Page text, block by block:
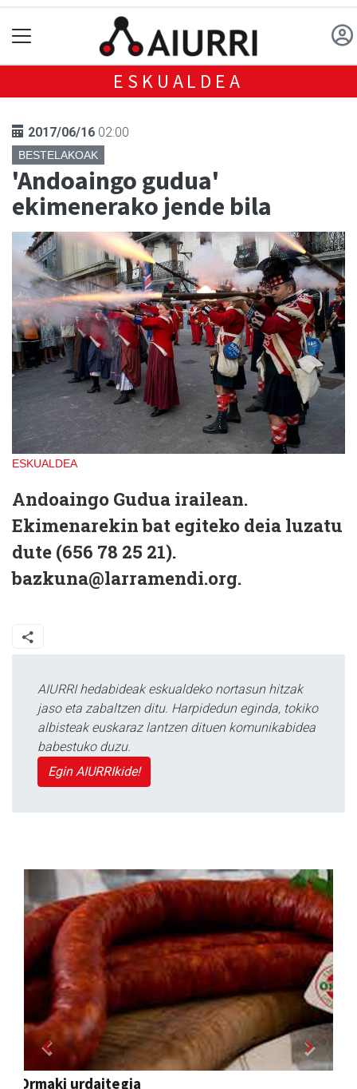
ESKUALDEA
2017/06/16 02:00
BESTELAKOAK
'Andoaingo gudua'
ekimenerako jende bila
ESKUALDEA
Andoaingo Gudua irailean.
Ekimenarekin bat egiteko deia luzatu
dute (656 78 25 21).
bazkuna@larramendi.org.
AIURRI hedabideak eskualdeko nortasun hitzak
jaso eta zabaltzen ditu. Harpidedun eginda, tokiko
albisteak euskaraz lantzen dituen komunikabidea
babestuko duzu.
Egin AIURRIkide!
Arruti gozotegia
Previous Next